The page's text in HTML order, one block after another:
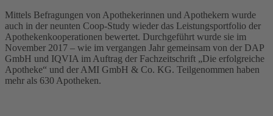
Mittels Befragungen von Apothekerinnen und Apothekern wurde
auch in der neunten Coop-Study wieder das Leistungsportfolio der
Apothekenkooperationen bewertet. Durchgeführt wurde sie im
November 2017 – wie im vergangen Jahr gemeinsam von der DAP
GmbH und IQVIA im Auftrag der Fachzeitschrift „Die erfolgreiche
Apotheke“ und der AMI GmbH & Co. KG. Teilgenommen haben
mehr als 630 Apotheken.